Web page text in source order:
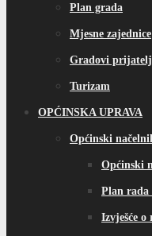
Plan grada
Mjesne zajednice
Gradovi
Turizam
OPĆINSKA UPRAVA
Općinski
Općinski
Plan rada
Izvješće o